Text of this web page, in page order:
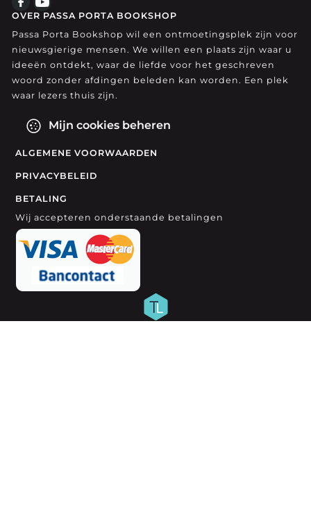
OVER PASSA PORTA BOOKSHOP
Passa Porta Bookshop wil een ontmoetingsplek zijn voor
nieuwsgierige mensen. We willen een plaats zijn waar u
ideeën ontdekt, waar de liefde voor het geschreven
woord zonder afdingen beleden kan worden. Een plek
waar lezers thuis zijn.
Mijn cookies beheren
ALGEMENE VOORWAARDEN
PRIVACYBELEID
BETALING
Wij accepteren onderstaande betalingen